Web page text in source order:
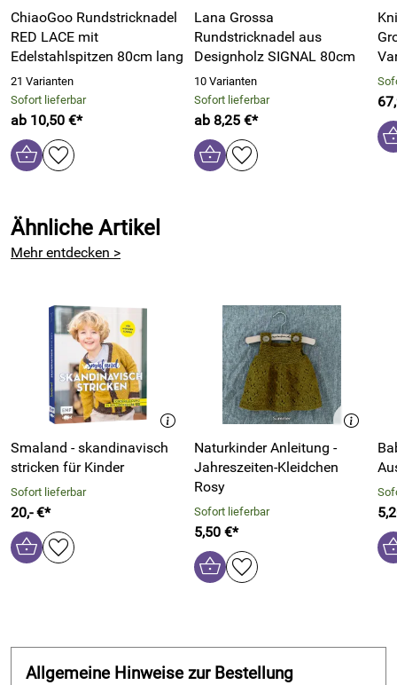
ChiaoGoo Rundstricknadel
RED LACE mit
Edelstahlspitzen 80cm lang
21 Varianten
Sofort lieferbar
ab 10,50 €*
Lana Grossa
Rundstricknadel aus
Designholz SIGNAL 80cm
10 Varianten
Sofort lieferbar
ab 8,25 €*
Ähnliche Artikel
Mehr entdecken >
Smaland - skandinavisch
stricken für Kinder
Sofort lieferbar
20,- €*
Naturkinder Anleitung -
Jahreszeiten-Kleidchen
Rosy
Sofort lieferbar
5,50 €*
Allgemeine Hinweise zur Bestellung